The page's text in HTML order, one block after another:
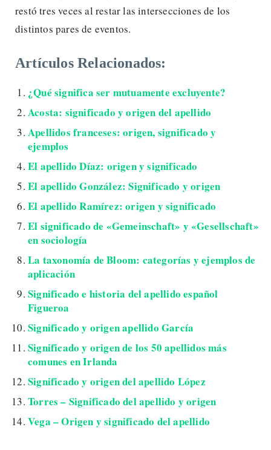
restó tres veces al restar las intersecciones de los
distintos pares de eventos.
Artículos Relacionados:
¿Qué significa ser mutuamente excluyente?
Acosta: significado y origen del apellido
Apellidos franceses: origen, significado y
ejemplos
El apellido Díaz: origen y significado
El apellido González: Significado y origen
El apellido Ramírez: origen y significado
El significado de «Gemeinschaft» y «Gesellschaft»
en sociología
La taxonomía de Bloom: categorías y ejemplos de
aplicación
Significado e historia del apellido español
Figueroa
Significado y origen apellido García
Significado y origen de los 50 apellidos más
comunes en Irlanda
Significado y origen del apellido López
Torres – Significado del apellido y origen
Vega – Origen y significado del apellido